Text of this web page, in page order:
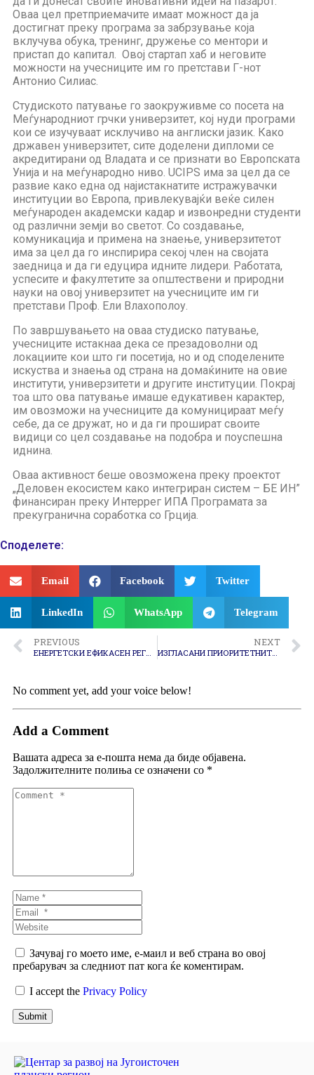
Оваа цел претприемачите имаат можност да ја
достигнат преку програма за забрзување која
вклучува обука, тренинг, дружење со ментори и
пристап до капитал. Овој стартап хаб и неговите
можности на учесниците им го претстави Г-нот
Антонио Силиас.
Студиското патување го заокруживме со посета на
Меѓународниот грчки универзитет, кој нуди програми
кои се изучуваат исклучиво на англиски јазик. Како
државен универзитет, сите доделени дипломи се
акредитирани од Владата и се признати во Европската
Унија и на меѓународно ниво. UCIPS има за цел да се
развие како една од најистакнатите истражувачки
институции во Европа, привлекувајќи веќе силен
меѓународен академски кадар и извонредни студенти
од различни земји во светот. Со создавање,
комуникација и примена на знаење, универзитетот
има за цел да го инспирира секој член на својата
заедница и да ги едуцира идните лидери. Работата,
успесите и факултетите за општествени и природни
науки на овој универзитет на учесниците им ги
претстави Проф. Ели Влахополоу.
По завршувањето на оваа студиско патување,
учесниците истакнаа дека се презадоволни од
локациите кои што ги посетија, но и од споделените
искуства и знаења од страна на домаќините на овие
институти, универзитети и другите институции. Покрај
тоа што ова патување имаше едукативен карактер,
им овозможи на учесниците да комуницираат меѓу
себе, да се дружат, но и да ги прошират своите
видици со цел создавање на подобра и поуспешна
иднина.
Оваа активност беше овозможена преку проектот
„Деловен екосистем како интегриран систем – БЕ ИН”
финансиран преку Интеррег ИПА Програмата за
прекугранична соработка со Грција.
Споделeте:
Email Facebook Twitter
LinkedIn WhatsApp Telegram
PREVIOUS
ЕНЕРГЕТСКИ ЕФИКАСЕН РЕГИОН
NEXT
ИЗГЛАСАНИ ПРИОРИТЕТНИТЕ ПРОЕКТИ ЗА 2023
No comment yet, add your voice below!
Add a Comment
Вашата адреса за е-пошта нема да биде објавена.
Задолжителните полиња се означени со *
Comment
Name
*Email
*Website
Зачувај го моето име, е-маил и веб страна во овој
пребарувач за следниот пат кога ќе коментирам.
I accept the Privacy Policy
Submit